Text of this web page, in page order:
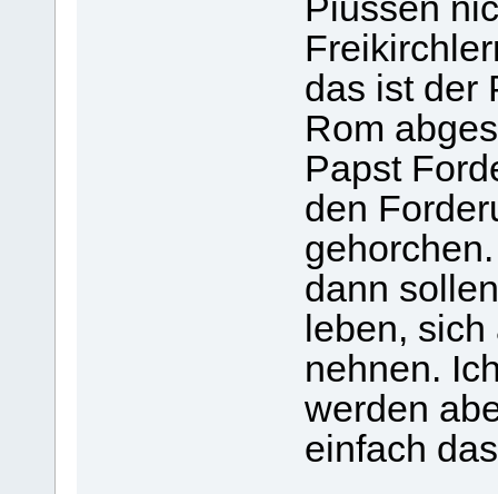
Piussen
das ist der
Rom
Papst
den
dann
leben,
nehnen.
werden
einfach